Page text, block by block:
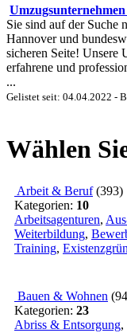
Sie sind auf der Suche
Hannover und
sicheren Seite! Unsere
erfahrene und
...
Gelistet seit: 04.04.2022 -
Wählen
Arbeit & Beruf(393)
Kategorien: 10
Arbeitsagenturen,
Weiterbildung,
Training,
Bauen & Wohnen (
Kategorien: 23
Abriss & Entsorgung,